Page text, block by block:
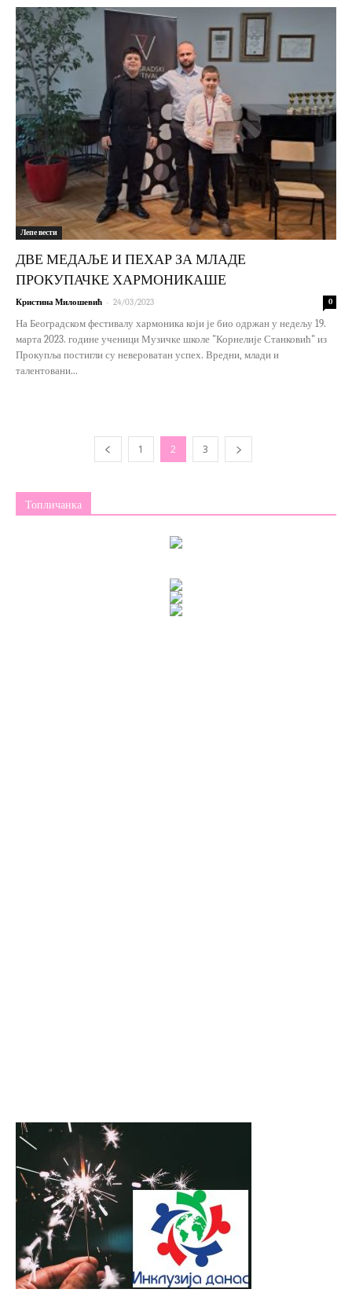
Лепе вести
ДВЕ МЕДАЉЕ И ПЕХАР ЗА МЛАДЕ
ПРОКУПАЧКЕ ХАРМОНИКАШЕ
Кристина Милошевић - 24/03/2023 0
На Београдском фестивалу хармоника који је био одржан у недељу 19.
марта 2023. године ученици Музичке школе "Корнелије Станковић" из
Прокупља постигли су невероватан успех. Вредни, млади и
талентовани...
1 2 3
Топличанка